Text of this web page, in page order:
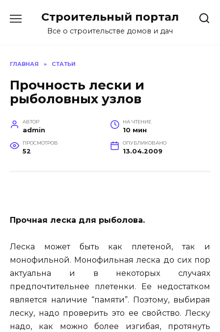
содержанию
Строительный портал
Все о строительстве домов и дач
ГЛАВНАЯ » СТАТЬИ
Прочность лески и
рыболовных узлов
АВТОР
admin
НА ЧТЕНИЕ
10 мин
ПРОСМОТРОВ
52
ОПУБЛИКОВАНО
13.04.2009
Прочная леска для рыболова.
Леска может быть как плетеной, так и
монофильной. Монофильная леска до сих пор
актуальна и в некоторых случаях
предпочтительнее плетенки. Ее недостатком
является наличие “памяти”. Поэтому, выбирая
леску, надо проверить это ее свойство. Леску
надо, как можно более изгибая, протянуть